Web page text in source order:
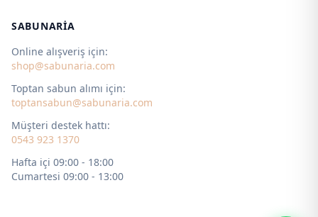
SABUNARIA
Online alışveriş için:
shop@sabunaria.com
Toptan sabun alımı için:
toptansabun@sabunaria.com
Müşteri destek hattı:
0543 923 1370
Hafta içi 09:00 - 18:00
Cumartesi 09:00 - 13:00